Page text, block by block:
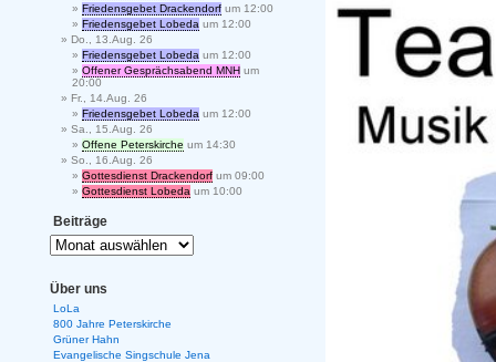
Friedensgebet Drackendorf um 12:00
Friedensgebet Lobeda um 12:00
Do., 13.Aug. 26
Friedensgebet Lobeda um 12:00
Offener Gesprächsabend MNH um
20:00
Fr., 14.Aug. 26
Friedensgebet Lobeda um 12:00
Sa., 15.Aug. 26
Offene Peterskirche um 14:30
So., 16.Aug. 26
Gottesdienst Drackendorf um 09:00
Gottesdienst Lobeda um 10:00
Beiträge
Über uns
LoLa
800 Jahre Peterskirche
Grüner Hahn
Evangelische Singschule Jena